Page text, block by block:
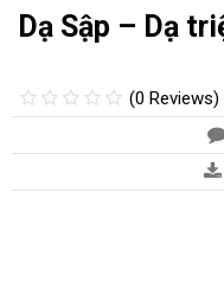
Dạ Sập – Dạ
(0 Reviews)